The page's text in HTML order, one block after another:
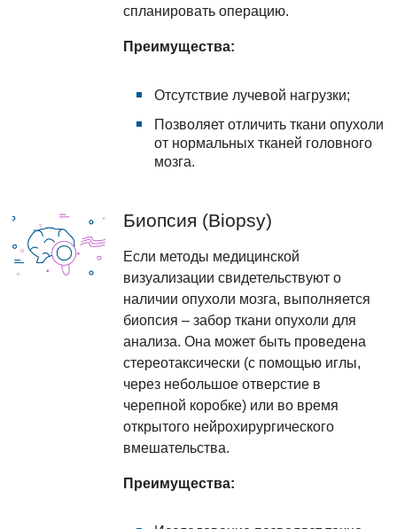
спланировать операцию.
Преимущества:
Отсутствие лучевой нагрузки;
Позволяет отличить ткани опухоли
от нормальных тканей головного
мозга.
Биопсия (Biopsy)
Если методы медицинской
визуализации свидетельствуют о
наличии опухоли мозга, выполняется
биопсия – забор ткани опухоли для
анализа. Она может быть проведена
стереотаксически (с помощью иглы,
через небольшое отверстие в
черепной коробке) или во время
открытого нейрохирургического
вмешательства.
Преимущества: